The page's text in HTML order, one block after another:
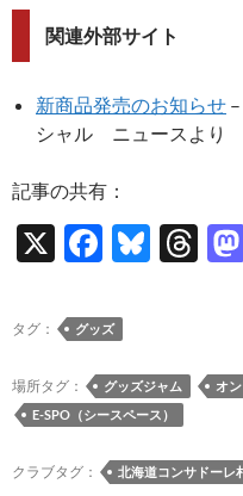
関連外部サイト
新商品発売のお知らせ
シャル ニュースより
記事の共有：
X
F
e
b
o
o
k
Bl
y
T
ds
タグ： グッズ
場所タグ： グッズジャム オ
E-SPO（シースペース）
クラブタグ： 北海道コンサドーレ